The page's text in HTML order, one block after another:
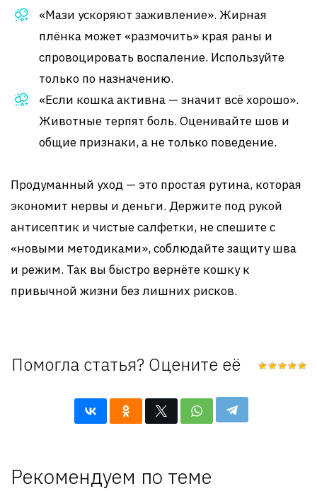
«Мази ускоряют заживление». Жирная
плёнка может «размочить» края раны и
спровоцировать воспаление. Используйте
только по назначению.
«Если кошка активна — значит всё хорошо».
Животные терпят боль. Оценивайте шов и
общие признаки, а не только поведение.
Продуманный уход — это простая рутина, которая
экономит нервы и деньги. Держите под рукой
антисептик и чистые салфетки, не спешите с
«новыми методиками», соблюдайте защиту шва
и режим. Так вы быстро вернёте кошку к
привычной жизни без лишних рисков.
Помогла статья? Оцените её
Рекомендуем по теме